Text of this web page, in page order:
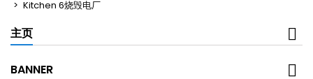
Kitchen 6烧毁电厂
主页
BANNER